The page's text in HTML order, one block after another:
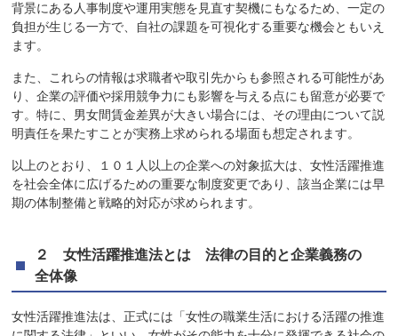
背景にある人事制度や運用実態を見直す契機にもなるため、一定の
負担が生じる一方で、自社の課題を可視化する重要な機会ともいえ
ます。
また、これらの情報は求職者や取引先からも参照される可能性があ
り、企業の評価や採用競争力にも影響を与える点にも留意が必要で
す。特に、男女間賃金差異が大きい場合には、その理由について説
明責任を果たすことが実務上求められる場面も想定されます。
以上のとおり、１０１人以上の企業への対象拡大は、女性活躍推進
を社会全体に広げるための重要な制度変更であり、該当企業には早
期の体制整備と戦略的対応が求められます。
２ 女性活躍推進法とは 法律の目的と企業義務の
全体像
女性活躍推進法は、正式には「女性の職業生活における活躍の推進